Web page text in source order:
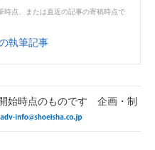
時点、または直近の記事の寄稿時点で
執筆記事
始時点のものです 企画・制